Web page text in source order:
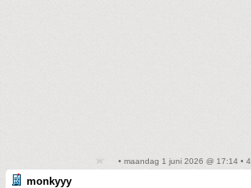
• maandag 1 juni 2026 @ 17:14 • 4
monkyyy